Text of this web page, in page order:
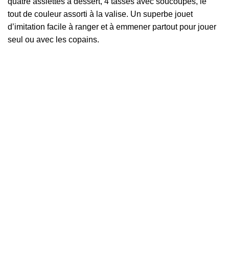
tout de couleur assorti à la valise. Un superbe jouet
d’imitation facile à ranger et à emmener partout pour jouer
seul ou avec les copains.